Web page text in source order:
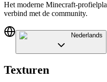
Het moderne Minecraft-
verbind met de community.
Nederlands
Texturen